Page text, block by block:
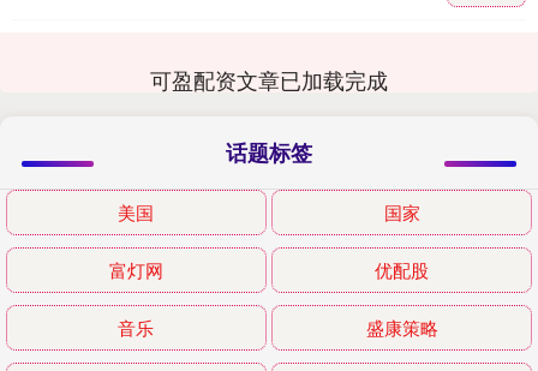
可盈配资文章已加载完成
话题标签
美国 国家
富灯网 优配股
音乐 盛康策略